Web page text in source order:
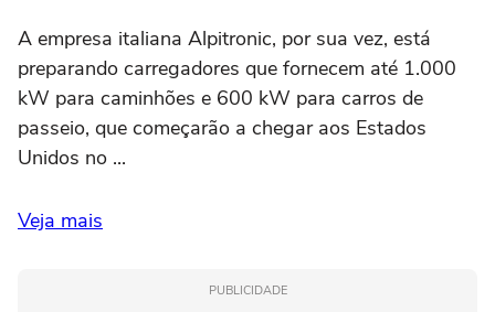
A empresa italiana Alpitronic, por sua vez, está
preparando carregadores que fornecem até 1.000
kW para caminhões e 600 kW para carros de
passeio, que começarão a chegar aos Estados
Unidos no ...
Veja mais
PUBLICIDADE